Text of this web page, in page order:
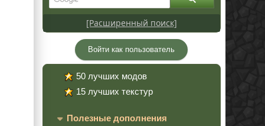
[Расширенный поиск]
Войти как пользователь
50 лучших модов
15 лучших текстур
Полезные дополнения